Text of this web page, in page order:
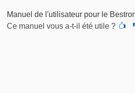
Manuel de l'utilisateur pour le
Ce manuel vous a-t-il été utile ?